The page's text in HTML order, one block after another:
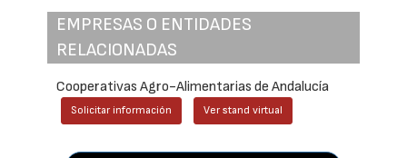
EMPRESAS O ENTIDADES
RELACIONADAS
Cooperativas Agro-Alimentarias de Andalucía
Solicitar información Ver stand virtual